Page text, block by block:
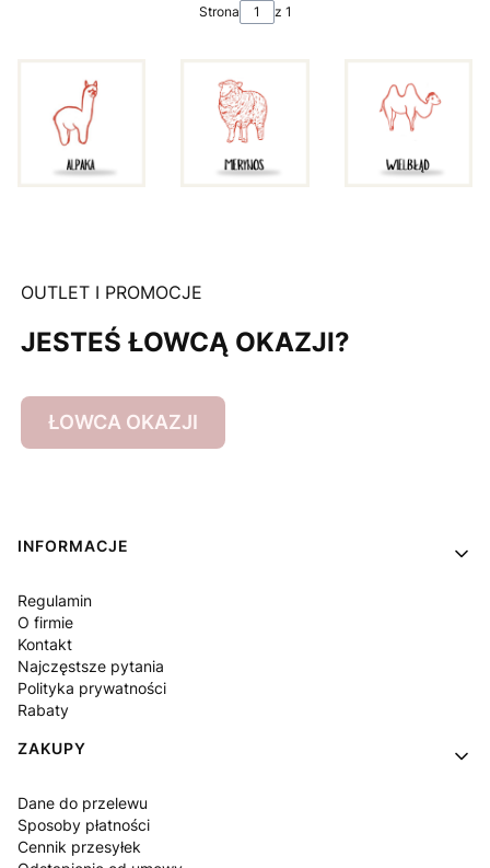
Strona z 1
OUTLET I PROMOCJE
JESTEŚ ŁOWCĄ OKAZJI?
ŁOWCA OKAZJI
Linki w stopce
INFORMACJE
Regulamin
O firmie
Kontakt
Najczęstsze pytania
Polityka prywatności
Rabaty
ZAKUPY
Dane do przelewu
Sposoby płatności
Cennik przesyłek